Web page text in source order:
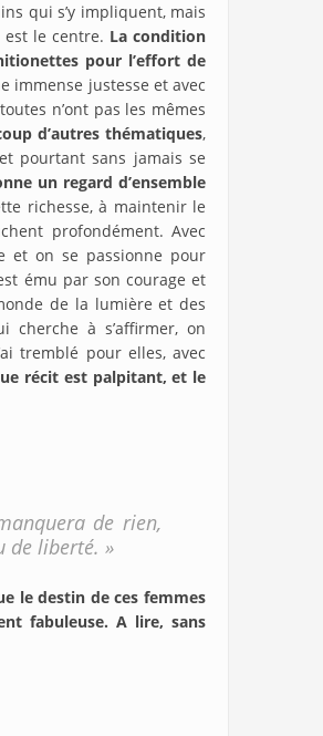
qui s’y impliquent, mais
est le centre. La condition
pour l’effort de
immense justesse et avec
n’ont pas les mêmes
d’autres thématiques,
pourtant sans jamais se
un regard d’ensemble
richesse, à maintenir le
profondément. Avec
et on se passionne pour
ému par son courage et
de la lumière et des
cherche à s’affirmer, on
tremblé pour elles, avec
récit est palpitant, et le
de rien,
de liberté. »
le destin de ces femmes
fabuleuse. A lire, sans